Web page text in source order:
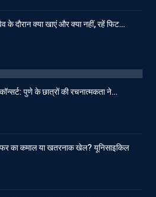
के दौरान क्या खाएं और क्या नहीं, रहें फिट…
कॉन्सर्ट: पुणे के छात्रों की रचनात्मकता ने…
का कमाल या खतरनाक खेल? यूनिसाइकिल